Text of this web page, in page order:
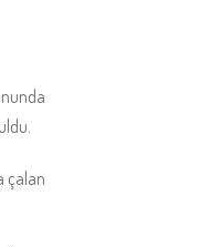
çalan